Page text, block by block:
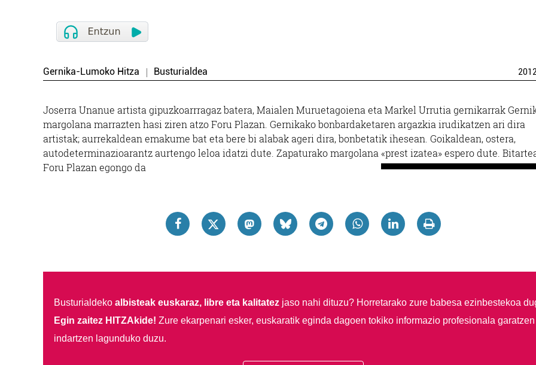
Gernika-Lumoko Hitza Busturialdea 2012
Joserra Unanue artista gipuzkoarrragaz batera, Maialen Muruetagoiena eta Markel Urrutia gernikarrak
margolana marrazten hasi ziren atzo Foru Plazan. Gernikako bonbardaketaren argazkia irudikatzen ari dira
artistak; aurrekaldean emakume bat eta bere bi alabak ageri dira, bonbetatik ihesean. Goikaldean, ostera,
autodeterminazioarantz aurtengo leloa idatzi dute. Zapaturako margolana «prest izatea» espero dute.
Foru Plazan egongo da
Busturialdeko albisteak euskaraz, libre eta kalitatezjaso nahi dituzu? Horretarako zure babesa ezinbestekoa
Egin zaitez HITZAkide! Zure ekarpenari esker, euskaratik eginda dagoen tokiko informazio profesionala garatzen
indartzen lagunduko duzu.